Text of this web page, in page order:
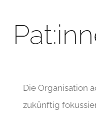
Die Organisation
zukünftig